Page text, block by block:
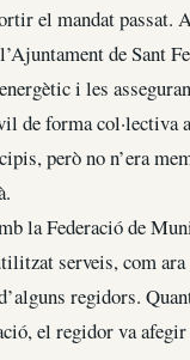
el mandat passat.
de Sant
i les
de forma col·lectiva
però no n’era
la Federació de
serveis, com
regidors.
el regidor va afegir